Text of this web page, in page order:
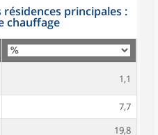
résidences principales :
chauffage
1,1
7,7
19,8